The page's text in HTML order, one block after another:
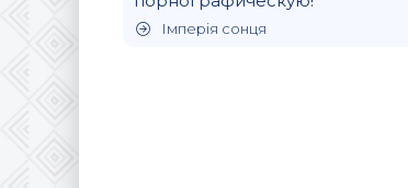
Імперія сонця